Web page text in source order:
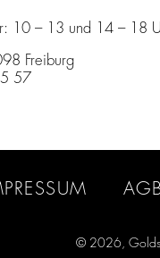
10 – 13 und 14 – 18
Freiburg
57
© 2026,